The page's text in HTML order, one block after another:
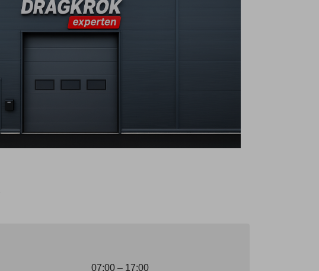
07:00 – 17:00